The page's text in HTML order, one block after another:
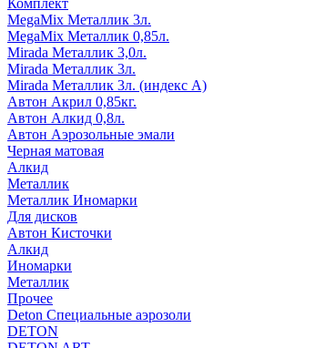
Комплект
MegaMix Металлик 3л.
MegaMix Металлик 0,85л.
Mirada Металлик 3,0л.
Mirada Металлик 3л.
Mirada Металлик 3л. (индекс А)
Автон Акрил 0,85кг.
Автон Алкид 0,8л.
Автон Аэрозольные эмали
Черная матовая
Алкид
Металлик
Металлик Иномарки
Для дисков
Автон Кисточки
Алкид
Иномарки
Металлик
Прочее
Deton Специальные аэрозоли
DETON